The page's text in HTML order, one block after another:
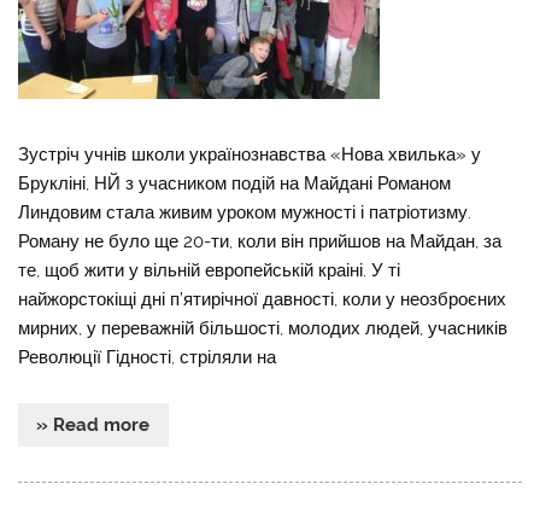
Зустріч учнів школи українознавства «Нова хвилька» у
Брукліні, НЙ з учасником подій на Майдані Романом
Линдовим стала живим уроком мужності і патріотизму.
Роману не було ще 20-ти, коли він прийшов на Майдан, за
те, щоб жити у вільній европейській краіні. У ті
найжорстокіщі дні п’ятирічної давності, коли у неозброєних
мирних, у переважній більшості, молодих людей, учасників
Революції Гідності, стріляли на
» Read more